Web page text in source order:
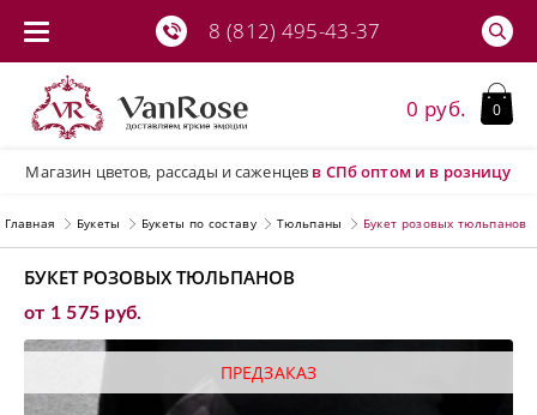
8 (812) 495-43-37
Магазин цветов, рассады и саженцев в СПбоптом и в розницу
0 руб. 0
Главная Букеты Букеты по составу Тюльпаны Букет розовых тюльпанов
БУКЕТ РОЗОВЫХ ТЮЛЬПАНОВ
от 1 575 руб.
ПРЕДЗАКАЗ